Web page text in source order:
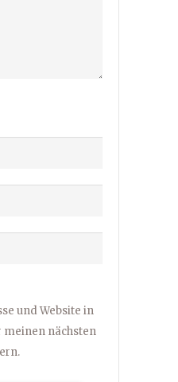
und Website in
meinen nächsten